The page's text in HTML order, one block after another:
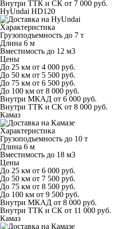
Внутри ТТК и СК от 7 000 руб.
HyUndai HD120
Характеристика
Грузоподъемность до 7 т
Длина 6 м
Вместимость до 12 м3
Цены
До 25 км от 4 000 руб.
До 50 км от 5 500 руб.
До 75 км от 6 500 руб.
До 100 км от 8 000 руб.
Внутри МКАД от 6 000 руб.
Внутри ТТК и СК от 8 000 руб.
Камаз
Характеристика
Грузоподъемность до 10 т
Длина 6 м
Вместимость до 18 м3
Цены
До 25 км от 6 000 руб.
До 50 км от 7 500 руб.
До 75 км от 8 500 руб.
До 100 км от 9 500 руб.
Внутри МКАД от 8 000 руб.
Внутри ТТК и СК от 11 000 руб.
Камаз